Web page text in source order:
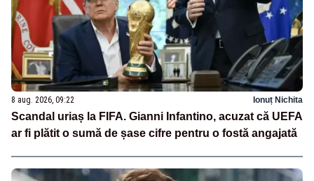
8 aug. 2026, 09:22 Ionuț Nichita
Scandal uriaș la FIFA. Gianni Infantino, acuzat că UEFA
ar fi plătit o sumă de șase cifre pentru o fostă angajată